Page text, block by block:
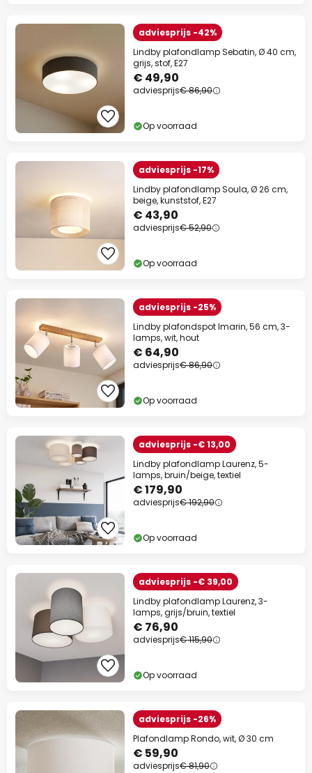
adviesprijs -42%
Lindby plafondlamp Sebatin, Ø 40 cm,
grijs, stof, E27
€ 49,90
adviesprijs€ 86,90
Op voorraad
adviesprijs -17%
Lindby plafondlamp Soula, Ø 26 cm,
beige, kunststof, E27
€ 43,90
adviesprijs€ 52,90
Op voorraad
adviesprijs -25%
Lindby plafondspot Imarin, 56 cm, 3-
lamps, wit, hout
€ 64,90
adviesprijs€ 86,90
Op voorraad
adviesprijs -€ 13,00
Lindby plafondlamp Laurenz, 5-
lamps, bruin/beige, textiel
€ 179,90
adviesprijs€ 192,90
Op voorraad
adviesprijs -€ 39,00
Lindby plafondlamp Laurenz, 3-
lamps, grijs/bruin, textiel
€ 76,90
adviesprijs€ 115,90
Op voorraad
adviesprijs -26%
Plafondlamp Rondo, wit, Ø 30 cm
€ 59,90
adviesprijs€ 81,90